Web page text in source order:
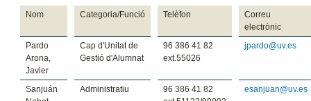
Nom Categoria/Funció Telèfon
Correu
electrònic
Pardo
Arona,
Javier
Cap d'Unitat de
Gestió d'Alumnat
96 386 41 82
ext.55026
jpardo@uv.es
Sanjuán
Administratiu
96 386 41 82
esanjuan@uv.es